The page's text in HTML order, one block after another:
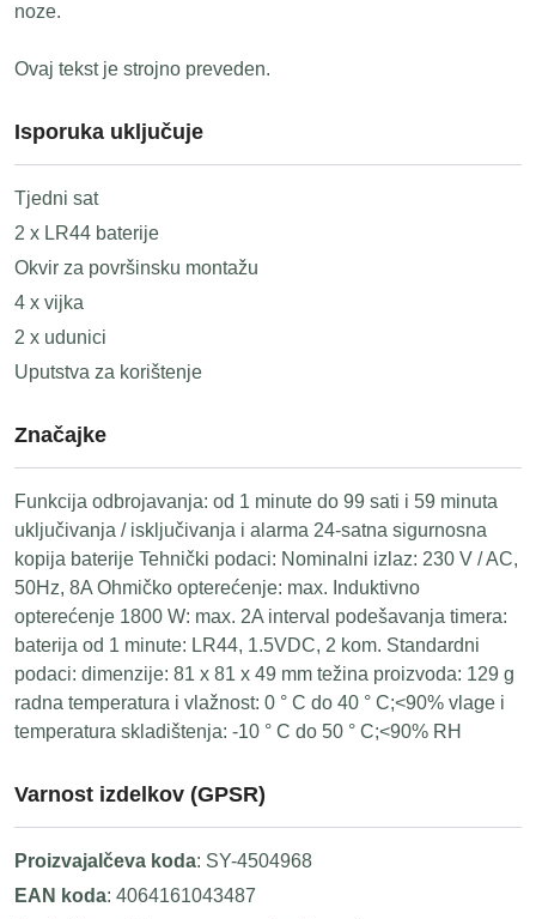
noze.
Ovaj tekst je strojno preveden.
Isporuka uključuje
Tjedni sat
2 x LR44 baterije
Okvir za površinsku montažu
4 x vijka
2 x udunici
Uputstva za korištenje
Značajke
Funkcija odbrojavanja: od 1 minute do 99 sati i 59 minuta
uključivanja / isključivanja i alarma 24-satna sigurnosna
kopija baterije Tehnički podaci: Nominalni izlaz: 230 V / AC,
50Hz, 8A Ohmičko opterećenje: max. Induktivno
opterećenje 1800 W: max. 2A interval podešavanja timera:
baterija od 1 minute: LR44, 1.5VDC, 2 kom. Standardni
podaci: dimenzije: 81 x 81 x 49 mm težina proizvoda: 129 g
radna temperatura i vlažnost: 0 ° C do 40 ° C;<90% vlage i
temperatura skladištenja: -10 ° C do 50 ° C;<90% RH
Varnost izdelkov (GPSR)
Proizvajalčeva koda: SY-4504968
EAN koda: 4064161043487